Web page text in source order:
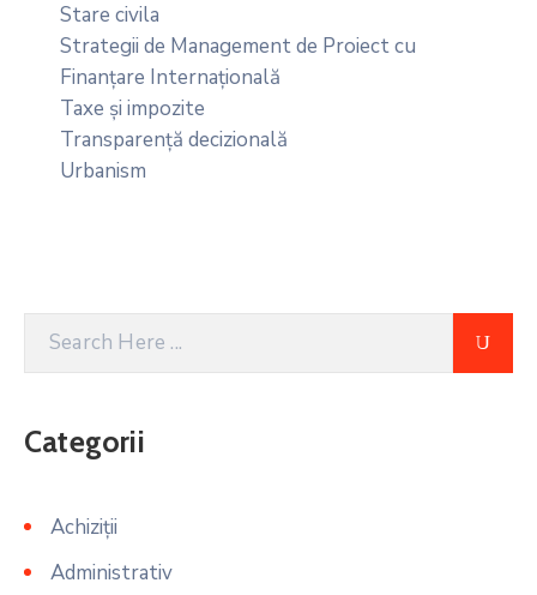
Stare civila
Strategii de Management de Proiect cu
Finanțare Internațională
Taxe și impozite
Transparență decizională
Urbanism
Categorii
Achiziții
Administrativ